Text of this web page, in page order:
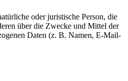
oder juristische Person, die
über die Zwecke und Mittel der
Daten (z. B. Namen, E-Mail-